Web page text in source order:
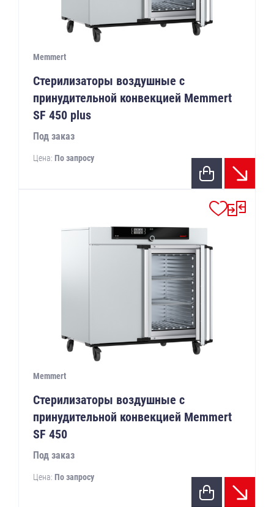
Memmert
Стерилизаторы воздушные с
принудительной конвекцией Memmert
SF 450 plus
Под заказ
Цена: По запросу
Memmert
Стерилизаторы воздушные с
принудительной конвекцией Memmert
SF 450
Под заказ
Цена: По запросу